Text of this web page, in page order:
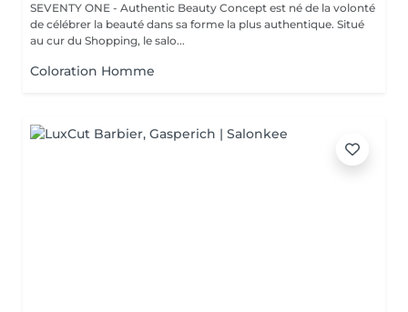
SEVENTY ONE - Authentic Beauty Concept est né de la volonté
de célébrer la beauté dans sa forme la plus authentique. Situé
au cur du Shopping, le salo...
Coloration Homme